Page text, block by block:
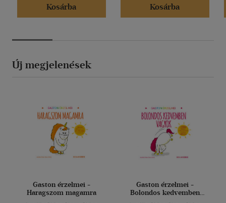
Kosárba
Kosárba
Új megjelenések
Gaston érzelmei -
Haragszom magamra
Gaston érzelmei -
Bolondos kedvemben